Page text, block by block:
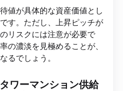
値が具体的な資産価値とし
す。ただし、上昇ピッチが
リスクには注意が必要で
の濃淡を見極めることが、
るでしょう。
ワーマンション供給